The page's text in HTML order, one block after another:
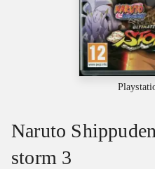
Naruto
storm 3